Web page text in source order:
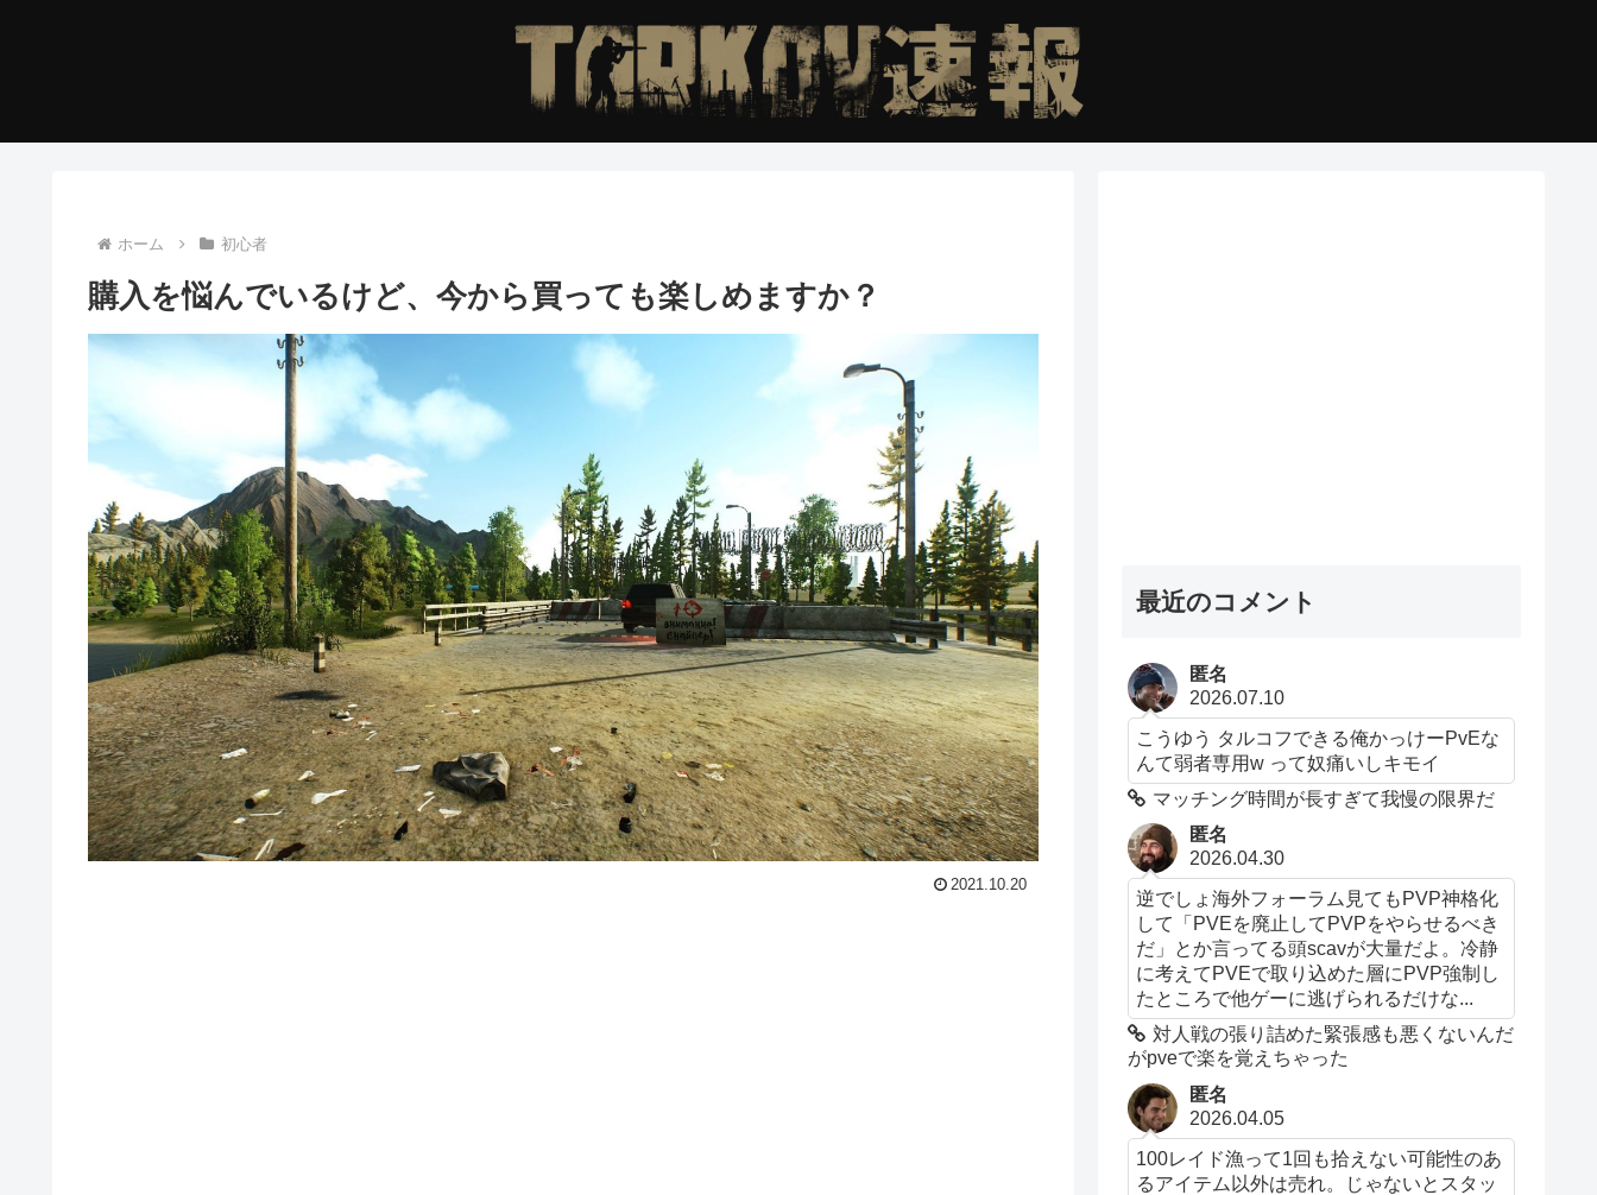
ホーム 初心者
購入を悩んでいるけど、今から買っても楽しめますか？
2021.10.20
最近のコメント
匿名
2026.07.10
こうゆう タルコフできる俺かっけーPvEな
んて弱者専用w って奴痛いしキモイ
マッチング時間が長すぎて我慢の限界だ
匿名
2026.04.30
逆でしょ海外フォーラム見てもPVP神格化
して「PVEを廃止してPVPをやらせるべき
だ」とか言ってる頭scavが大量だよ。冷静
に考えてPVEで取り込めた層にPVP強制し
たところで他ゲーに逃げられるだけな...
対人戦の張り詰めた緊張感も悪くないんだ
がpveで楽を覚えちゃった
匿名
2026.04.05
100レイド漁って1回も拾えない可能性のあ
るアイテム以外は売れ。じゃないとスタッ